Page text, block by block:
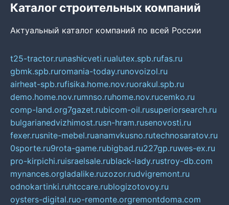
Каталог строительных компаний
Актуальный каталог компаний по всей России
t25-tractor.runashicveti.rualutex.spb.rufas.ru
gbmk.spb.ruromania-today.runovoizol.ru
airheat-spb.rufisika.home.nov.ruorakul.spb.ru
demo.home.nov.rumnso.ruhome.nov.rucemko.ru
comp-land.org7gazet.rubicom-oil.rusuperiorsearch.ru
bulgarianedvizhimost.rusn-hram.rusenovosti.ru
fexer.rusnite-mebel.ruanamvkusno.rutechnosaratov.ru
0sporte.ru9rota-game.rubigbad.ru227gp.ruwes-ex.ru
pro-kirpichi.ruisraelsale.rublack-lady.rustroy-db.com
mynances.orgladalike.ruzozor.rudvigremont.ru
odnokartinki.ruhtccare.rublogizotovoy.ru
oysters-digital.ruo-remonte.orgremontdoma.com